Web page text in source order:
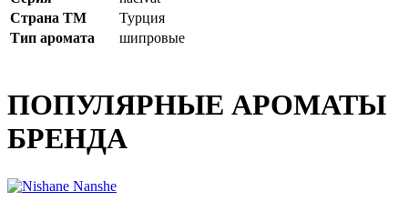
Страна ТМ
Турция
Тип аромата
шипровые
ПОПУЛЯРНЫЕ АРОМАТЫ
БРЕНДА